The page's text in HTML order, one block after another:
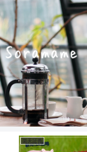
楽天証券